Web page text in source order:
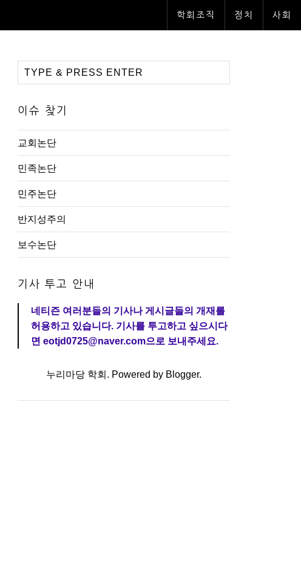
학회조직 정치 사회
이슈 찾기
교회논단
민족논단
민주논단
반지성주의
보수논단
기사 투고 안내
네티즌 여러분들의 기사나 게시글들의 개재를
허용하고 있습니다. 기사를 투고하고 싶으시다
면 eotjd0725@naver.com으로 보내주세요.
누리마당 학회. Powered by Blogger.